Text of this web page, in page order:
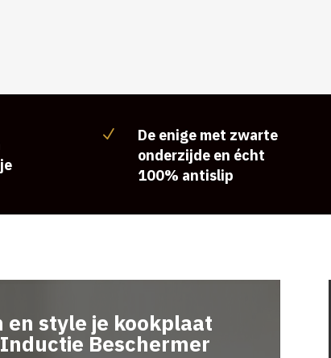
N
De enige met zwarte
onderzijde en écht
100% antislip
en style je kookplaat
Beschermer